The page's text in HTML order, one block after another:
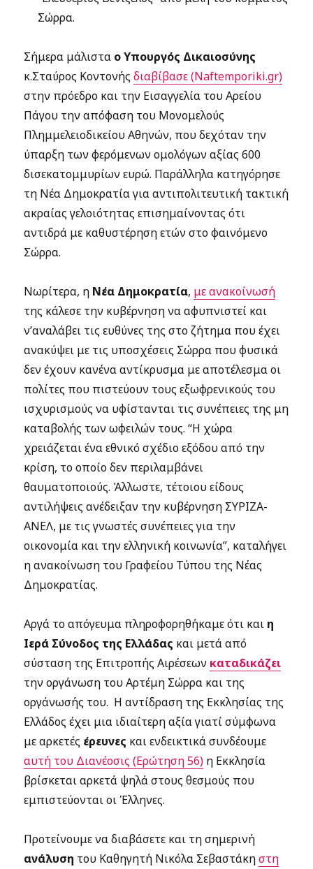
Σώρρα.
Σήμερα μάλιστα ο Υπουργός Δικαιοσύνης
κ.Σταύρος Κοντονήςδιαβίβασε (Naftemporiki.gr)
στην πρόεδρο και την Εισαγγελία του Αρείου
Πάγου την απόφαση του Μονομελούς
Πλημμελειοδικείου Αθηνών, που δεχόταν την
ύπαρξη των φερόμενων ομολόγων αξίας 600
δισεκατομμυρίων ευρώ. Παράλληλα κατηγόρησε
τη Νέα Δημοκρατία για αντιπολιτευτική τακτική
ακραίας γελοιότητας επισημαίνοντας ότι
αντιδρά με καθυστέρηση ετών στο φαινόμενο
Σώρρα.
Νωρίτερα, η Νέα Δημοκρατία, με ανακοίνωσή
της κάλεσε την κυβέρνηση να αφυπνιστεί και
ν’αναλάβει τις ευθύνες της στο ζήτημα που έχει
ανακύψει με τις υποσχέσεις Σώρρα που φυσικά
δεν έχουν κανένα αντίκρυσμα με αποτέλεσμα οι
πολίτες που πιστεύουν τους εξωφρενικούς του
ισχυρισμούς να υφίστανται τις συνέπειες της μη
καταβολής των ωφειλών τους. “Η χώρα
χρειάζεται ένα εθνικό σχέδιο εξόδου από την
κρίση, το οποίο δεν περιλαμβάνει
θαυματοποιούς. Άλλωστε, τέτοιου είδους
αντιλήψεις ανέδειξαν την κυβέρνηση ΣΥΡΙΖΑ-
ΑΝΕΛ, με τις γνωστές συνέπειες για την
οικονομία και την ελληνική κοινωνία”, καταλήγει
η ανακοίνωση του Γραφείου Τύπου της Νέας
Δημοκρατίας.
Αργά το απόγευμα πληροφορηθήκαμε ότι και η
Ιερά Σύνοδος της Ελλάδας και μετά από
σύσταση της Επιτροπής Αιρέσεων καταδικάζει
την οργάνωση του Αρτέμη Σώρρα και της
οργάνωσής του. Η αντίδραση της Εκκλησίας της
Ελλάδος έχει μια ιδιαίτερη αξία γιατί σύμφωνα
με αρκετές έρευνες και ενδεικτικά συνδέουμε
αυτή του Διανέοσις (Ερώτηση 56) η Εκκλησία
βρίσκεται αρκετά ψηλά στους θεσμούς που
εμπιστεύονται οι Έλληνες.
Προτείνουμε να διαβάσετε και τη σημερινή
ανάλυση του Καθηγητή Νικόλα Σεβαστάκηστη